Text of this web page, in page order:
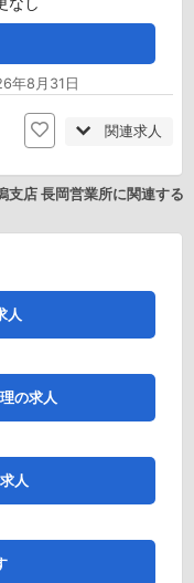
年8月31日
関連求人
支店 長岡営業所に関連する
人
の求人
人